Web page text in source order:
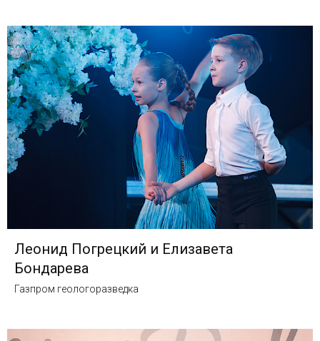
Леонид Погрецкий и Елизавета
Бондарева
Газпром геологоразведка